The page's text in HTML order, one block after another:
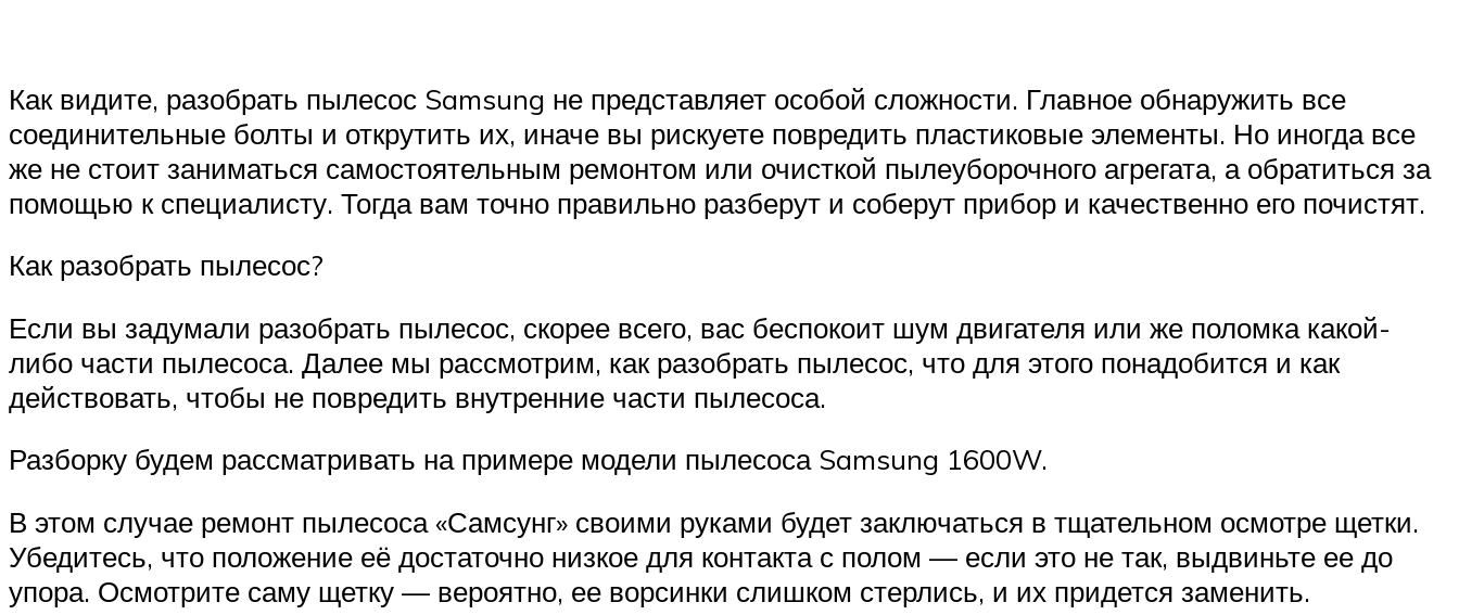
Как видите, разобрать пылесос Samsung не представляет особой сложности. Главное обнаружить все
соединительные болты и открутить их, иначе вы рискуете повредить пластиковые элементы. Но иногда все
же не стоит заниматься самостоятельным ремонтом или очисткой пылеуборочного агрегата, а обратиться за
помощью к специалисту. Тогда вам точно правильно разберут и соберут прибор и качественно его почистят.
Как разобрать пылесос?
Если вы задумали разобрать пылесос, скорее всего, вас беспокоит шум двигателя или же поломка какой-
либо части пылесоса. Далее мы рассмотрим, как разобрать пылесос, что для этого понадобится и как
действовать, чтобы не повредить внутренние части пылесоса.
Разборку будем рассматривать на примере модели пылесоса Samsung 1600W.
В этом случае ремонт пылесоса «Самсунг» своими руками будет заключаться в тщательном осмотре щетки.
Убедитесь, что положение её достаточно низкое для контакта с полом — если это не так, выдвиньте ее до
упора. Осмотрите саму щетку — вероятно, ее ворсинки слишком стерлись, и их придется заменить.